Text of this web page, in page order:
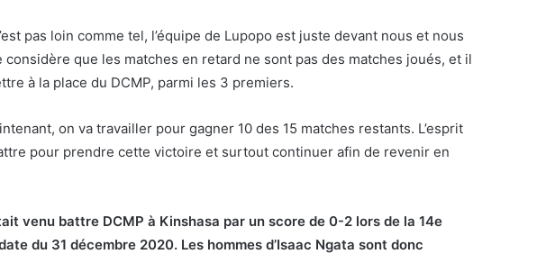
pas loin comme tel, l’équipe de Lupopo est juste devant nous et nous
que les matches en retard ne sont pas des matches joués, et il
à la place du DCMP, parmi les 3 premiers.
on va travailler pour gagner 10 des 15 matches restants. L’esprit
pour prendre cette victoire et surtout continuer afin de revenir en
venu battre DCMP à Kinshasa par un score de 0-2 lors de la 14e
du 31 décembre 2020. Les hommes d’Isaac Ngata sont donc